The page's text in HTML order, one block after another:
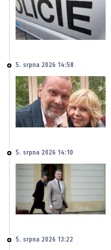
5. srpna 2026 14:58
5. srpna 2026 14:10
5. srpna 2026 13:22